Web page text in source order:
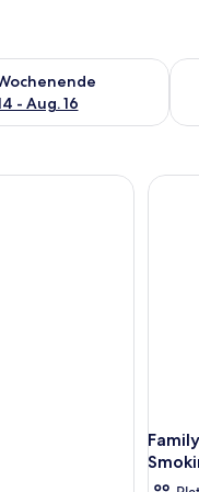
- Aug. 16
für dieses